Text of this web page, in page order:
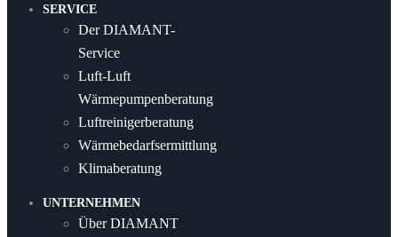
SERVICE
Der DIAMANT-
Service
Luft-Luft
Wärmepumpenberatung
Luftreinigerberatung
Wärmebedarfsermittlung
Klimaberatung
UNTERNEHMEN
Über DIAMANT